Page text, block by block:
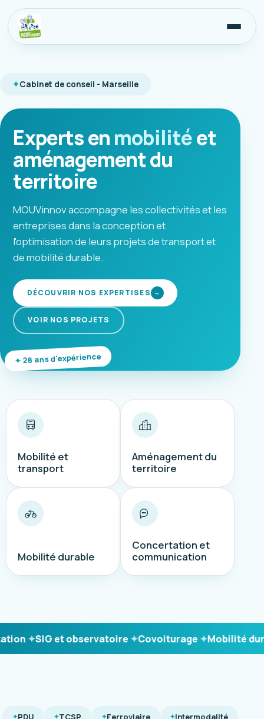
Cabinet de conseil - Marseille
Experts enmobilitéet
aménagement du
territoire
MOUVinnov accompagne les collectivités et les
entreprises dans la conception et
l'optimisation de leurs projets de transport et
de mobilité durable.
DÉCOUVRIR NOS EXPERTISES →
VOIR NOS PROJETS
28 ans d'expérience
Mobilité et
transport
Aménagement du
territoire
Mobilité durable
Concertation et
communication
SIG et observatoire Covoiturage Mobilité
PDU TCSP Ferroviaire
Intermodalité